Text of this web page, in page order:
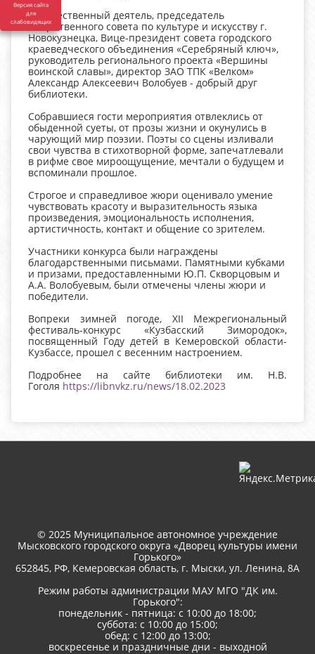
Версия сайта
для
слабовидящих
- Общественный деятель, председатель
общественного совета по культуре и искусству г.
Новокузнецка, Вице-президент совета городского
краеведческого объединения «Серебряный ключ»,
руководитель регионального проекта «Вершины
воинской славы», директор ЗАО ТПК «Велком»
Александр Алексеевич Волобуев - добрый друг
библиотеки.
Собравшиеся гости мероприятия отвлеклись от
обыденной суеты, от прозы жизни и окунулись в
чарующий мир поэзии. Поэты со сцены изливали
свои чувства в стихотворной форме, запечатлевали
в рифме свое мироощущение, мечтали о будущем и
вспоминали прошлое.
Строгое и справедливое жюри оценивало умение
чувствовать красоту и выразительность языка
произведения, эмоциональность исполнения,
артистичность, контакт и общение со зрителем.
Участники конкурса были награждены
благодарственными письмами. Памятными кубками
и призами, предоставленными Ю.П. Скворцовым и
А.А. Волобуевым, были отмечены члены жюри и
победители.
Вопреки зимней погоде, XII Межрегиональный
фестиваль-конкурс «Кузбасский Зимородок»,
посвященный Году детей в Кемеровской области-
Кузбассе, прошел с весенним настроением.
Подробнее на сайте библиотеки им. Н.В.
Гоголя https://libnvkz.ru/news/18.02.2023
© 2025 Муниципальное автономное учреждение
Мысковского городского округа «Дворец культуры имени
Горького»
652845, РФ, Кемеровская область, г. Мыски, ул. Ленина, 8A
Режим работы администрации МАУ МГО "ДК им.
Горького":
понедельник - пятница: с 10:00 до 18:00;
суббота: с 10:00 до 15:00;
обед: с 12:00 до 13:00;
воскресенье и праздничные дни - выходной